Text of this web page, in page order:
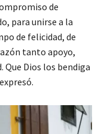
de
para unirse a la
de felicidad, de
tanto apoyo,
Dios los bendiga